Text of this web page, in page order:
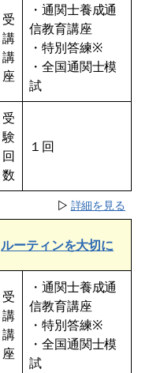
受
講
講
座
・通関士養成通
信教育講座
・特別答練※
・全国通関士模
試
受
験
回
数
１回
▷ 詳細を見る
ルーティンを大切に
受
講
講
座
・通関士養成通
信教育講座
・特別答練※
・全国通関士模
試